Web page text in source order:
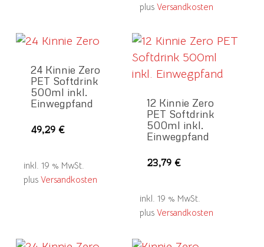
plus Versandkosten
24 Kinnie Zero
PET Softdrink
500ml inkl.
Einwegpfand
49,29€
inkl. 19 % MwSt.
plus Versandkosten
12 Kinnie Zero
PET Softdrink
500ml inkl.
Einwegpfand
23,79€
inkl. 19 % MwSt.
plus Versandkosten